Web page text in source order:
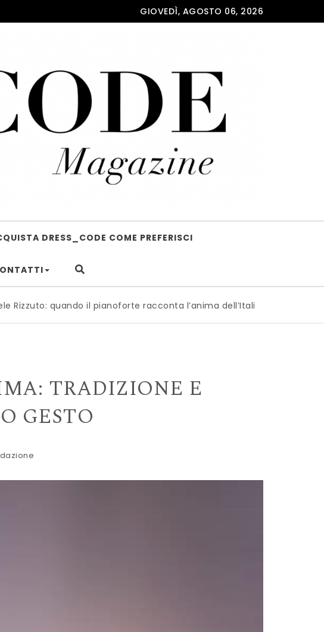
GIOVEDÌ, AGOSTO 06, 2026
DRESS_CODE COME PREFERISCI
quando il pianoforte racconta l’anima dell’Italia | Milano è pronta a
TRADIZIONE E
GESTO